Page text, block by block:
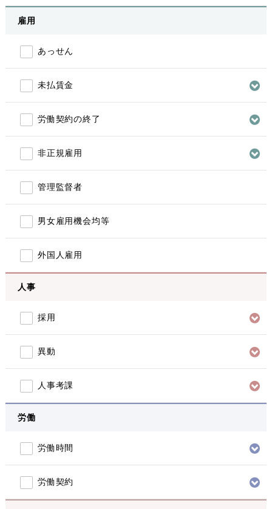
雇用
あっせん
未払賃金
労働契約の終了
非正規雇用
管理監督者
男女雇用機会均等
外国人雇用
人事
採用
異動
人事考課
労働
労働時間
労働契約